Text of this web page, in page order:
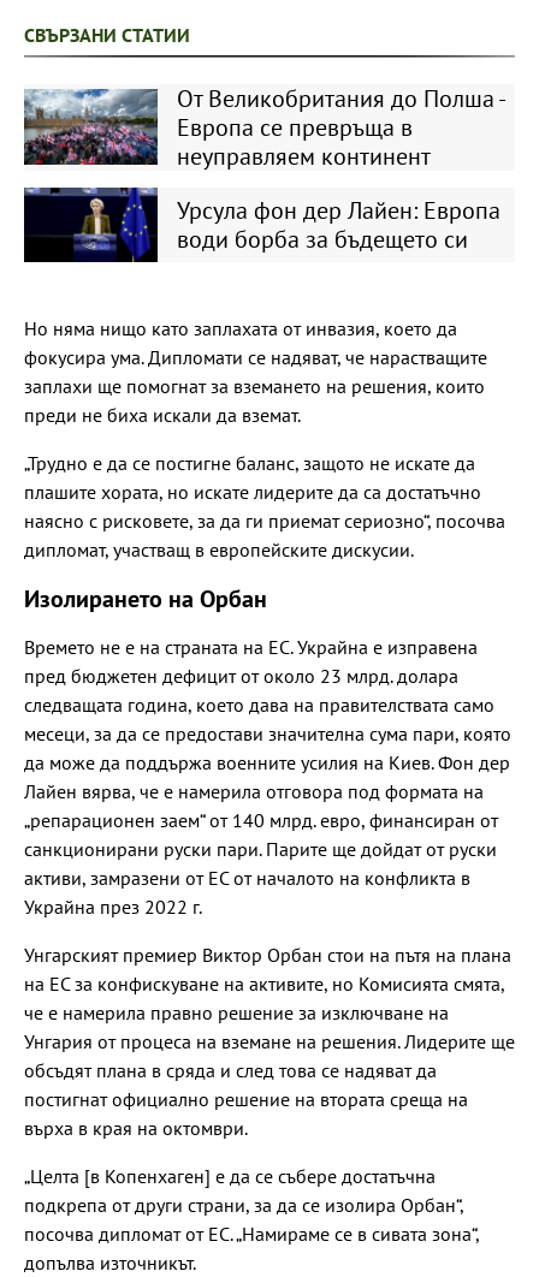
СВЪРЗАНИ СТАТИИ
От Великобритания до Полша -
Европа се превръща в
неуправляем континент
Урсула фон дер Лайен: Европа
води борба за бъдещето си
Но няма нищо като заплахата от инвазия, което да
фокусира ума. Дипломати се надяват, че нарастващите
заплахи ще помогнат за вземането на решения, които
преди не биха искали да вземат.
„Трудно е да се постигне баланс, защото не искате да
плашите хората, но искате лидерите да са достатъчно
наясно с рисковете, за да ги приемат сериозно“, посочва
дипломат, участващ в европейските дискусии.
Изолирането на Орбан
Времето не е на страната на ЕС. Украйна е изправена
пред бюджетен дефицит от около 23 млрд. долара
следващата година, което дава на правителствата само
месеци, за да се предостави значителна сума пари, която
да може да поддържа военните усилия на Киев. Фон дер
Лайен вярва, че е намерила отговора под формата на
„репарационен заем“ от 140 млрд. евро, финансиран от
санкционирани руски пари. Парите ще дойдат от руски
активи, замразени от ЕС от началото на конфликта в
Украйна през 2022 г.
Унгарският премиер Виктор Орбан стои на пътя на плана
на ЕС за конфискуване на активите, но Комисията смята,
че е намерила правно решение за изключване на
Унгария от процеса на вземане на решения. Лидерите ще
обсъдят плана в сряда и след това се надяват да
постигнат официално решение на втората среща на
върха в края на октомври.
„Целта [в Копенхаген] е да се събере достатъчна
подкрепа от други страни, за да се изолира Орбан“,
посочва дипломат от ЕС. „Намираме се в сивата зона“,
допълва източникът.